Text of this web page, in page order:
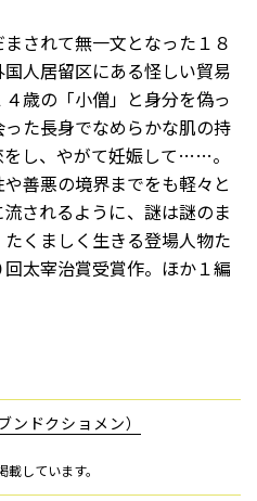
されて無一文となった１８
人居留区にある怪しい貿易
歳の「小僧」と身分を偽っ
た長身でなめらかな肌の持
し、やがて妊娠して……。
善悪の境界までをも軽々と
されるように、謎は謎のま
くましく生きる登場人物た
太宰治賞受賞作。ほか１編
ドクショメン）
しています。